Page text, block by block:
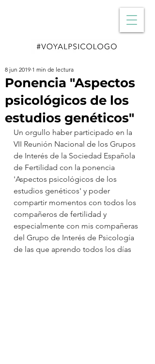
Ponencia "Aspectos
psicológicos de los
estudios genéticos"
8 jun 2019 1 min de lectura
Un orgullo haber participado en la
VII Reunión Nacional de los Grupos
de Interés de la Sociedad Española
de Fertilidad con la ponencia
'Aspectos psicológicos de los
estudios genéticos' y poder
compartir momentos con todos los
compañeros de fertilidad y
especialmente con mis compañeras
del Grupo de Interés de Psicología
de las que aprendo todos los días